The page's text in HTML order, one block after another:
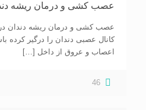
عصب کشی و درمان ریشه
عصب کشی و درمان ریشه دندان
کانال عصبی دندان را درگیر کرده
اعصاب و عروق از داخل […]
46